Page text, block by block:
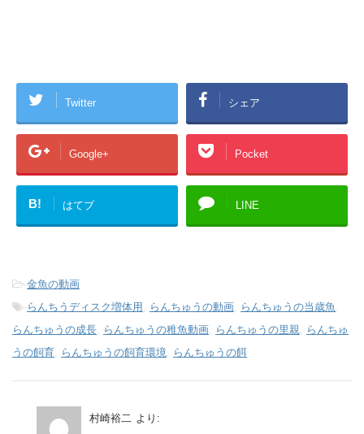
Twitter シェア
Google+ Pocket
B! はてブ LINE
-金魚の動画
-らんちうディスク増体用 , らんちゅうの動画, らんちゅうの当歳魚,
らんちゅうの成長, らんちゅうの稚魚動画, らんちゅうの里親, らんちゅ
うの飼育, らんちゅうの飼育環境, らんちゅうの餌
村崎裕二 より: